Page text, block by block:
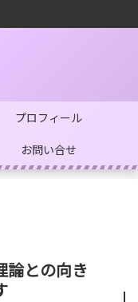
プロフィール
お問い合せ
論との向き